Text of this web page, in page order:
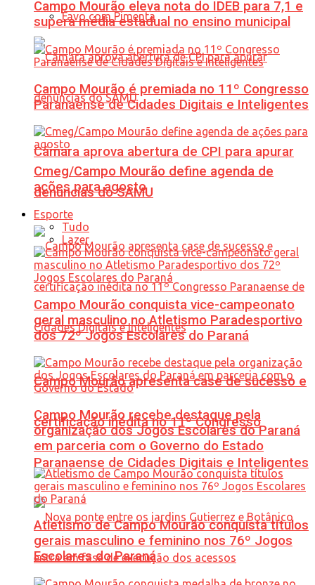
Favo com Pimenta
Câmara aprova abertura de CPI para apurar
denúncias do SAMU
Campo Mourão apresenta case de sucesso e
certificação inédita no 11º Congresso
Paranaense de Cidades Digitais e Inteligentes
Campo Mourão eleva nota do IDEB para 7,1 e
supera média estadual no ensino municipal
Campo Mourão é premiada no 11º Congresso
Paranaense de Cidades Digitais e Inteligentes
Cmeg/Campo Mourão define agenda de
ações para agosto
Esporte
Tudo
Lazer
Campo Mourão conquista vice-campeonato
geral masculino no Atletismo Paradesportivo
dos 72º Jogos Escolares do Paraná
Campo Mourão recebe destaque pela
organização dos Jogos Escolares do Paraná
em parceria com o Governo do Estado
Atletismo de Campo Mourão conquista títulos
gerais masculino e feminino nos 76º Jogos
Escolares do Paraná